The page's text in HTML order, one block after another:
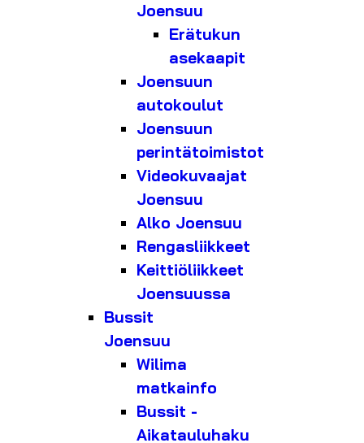
Joensuu
Erätukun
asekaapit
Joensuun
autokoulut
Joensuun
perintätoimistot
Videokuvaajat
Joensuu
Alko Joensuu
Rengasliikkeet
Keittiöliikkeet
Joensuussa
Bussit
Joensuu
Wilima
matkainfo
Bussit -
Aikatauluhaku